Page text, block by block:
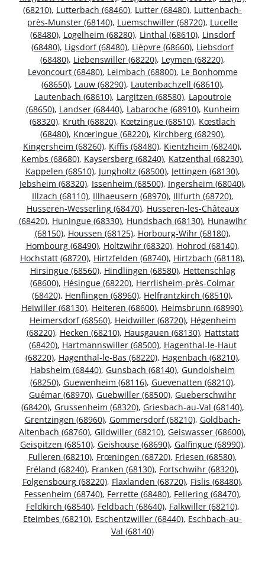
(68210), Lutterbach (68460), Lutter (68480), Luttenbach-
près-Munster (68140), Luemschwiller (68720), Lucelle
(68480), Logelheim (68280), Linthal (68610), Linsdorf
(68480), Ligsdorf (68480), Lièpvre (68660), Liebsdorf
(68480), Liebenswiller (68220), Leymen (68220),
Levoncourt (68480), Leimbach (68800), Le Bonhomme
(68650), Lauw (68290), Lautenbachzell (68610),
Lautenbach (68610), Largitzen (68580), Lapoutroie
(68650), Landser (68440), Labaroche (68910), Kunheim
(68320), Kruth (68820), Kœtzingue (68510), Kœstlach
(68480), Knœringue (68220), Kirchberg (68290),
Kingersheim (68260), Kiffis (68480), Kientzheim (68240),
Kembs (68680), Kaysersberg (68240), Katzenthal (68230),
Kappelen (68510), Jungholtz (68500), Jettingen (68130),
Jebsheim (68320), Issenheim (68500), Ingersheim (68040),
Illzach (68110), Illhaeusern (68970), Illfurth (68720),
Husseren-Wesserling (68470), Husseren-les-Châteaux
(68420), Huningue (68330), Hundsbach (68130), Hunawihr
(68150), Houssen (68125), Horbourg-Wihr (68180),
Hombourg (68490), Holtzwihr (68320), Hohrod (68140),
Hochstatt (68720), Hirtzfelden (68740), Hirtzbach (68118),
Hirsingue (68560), Hindlingen (68580), Hettenschlag
(68600), Hésingue (68220), Herrlisheim-près-Colmar
(68420), Henflingen (68960), Helfrantzkirch (68510),
Heiwiller (68130), Heiteren (68600), Heimsbrunn (68990),
Heimersdorf (68560), Heidwiller (68720), Hégenheim
(68220), Hecken (68210), Hausgauen (68130), Hattstatt
(68420), Hartmannswiller (68500), Hagenthal-le-Haut
(68220), Hagenthal-le-Bas (68220), Hagenbach (68210),
Habsheim (68440), Gunsbach (68140), Gundolsheim
(68250), Guewenheim (68116), Guevenatten (68210),
Guémar (68970), Guebwiller (68500), Gueberschwihr
(68420), Grussenheim (68320), Griesbach-au-Val (68140),
Grentzingen (68960), Gommersdorf (68210), Goldbach-
Altenbach (68760), Gildwiller (68210), Geiswasser (68600),
Geispitzen (68510), Geishouse (68690), Galfingue (68990),
Fulleren (68210), Frœningen (68720), Friesen (68580),
Fréland (68240), Franken (68130), Fortschwihr (68320),
Folgensbourg (68220), Flaxlanden (68720), Fislis (68480),
Fessenheim (68740), Ferrette (68480), Fellering (68470),
Feldkirch (68540), Feldbach (68640), Falkwiller (68210),
Eteimbes (68210), Eschentzwiller (68440), Eschbach-au-
Val (68140)